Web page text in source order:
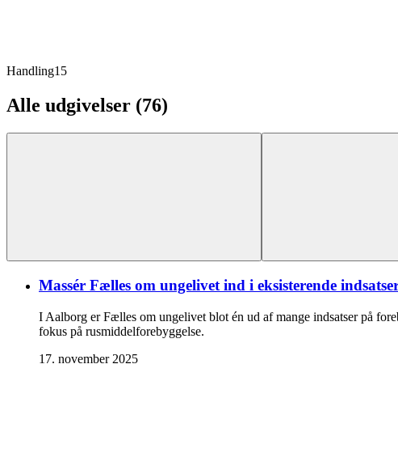
Handling15
Alle udgivelser (76)
Massér Fælles om ungelivet ind i eksisterende
I Aalborg er Fælles om ungelivet blot én ud af mange indsatser på
fokus på rusmiddelforebyggelse.
17. november 2025